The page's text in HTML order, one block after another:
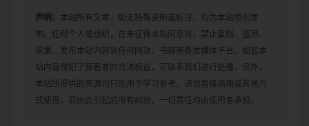
声明： 本站所有文章，如无特殊说明或标注，均为本站原创发
布。任何个人或组织，在未征得本站同意时，禁止复制、盗用、
采集、发布本站内容到任何网站、书籍等各类媒体平台。如若本
站内容侵犯了原著者的合法权益，可联系我们进行处理。另外，
本站所提供的资源均只能用于学习参考，请勿直接商用或其他方
式使用，若由此引起的所有纠纷，一切责任均由使用者承担。